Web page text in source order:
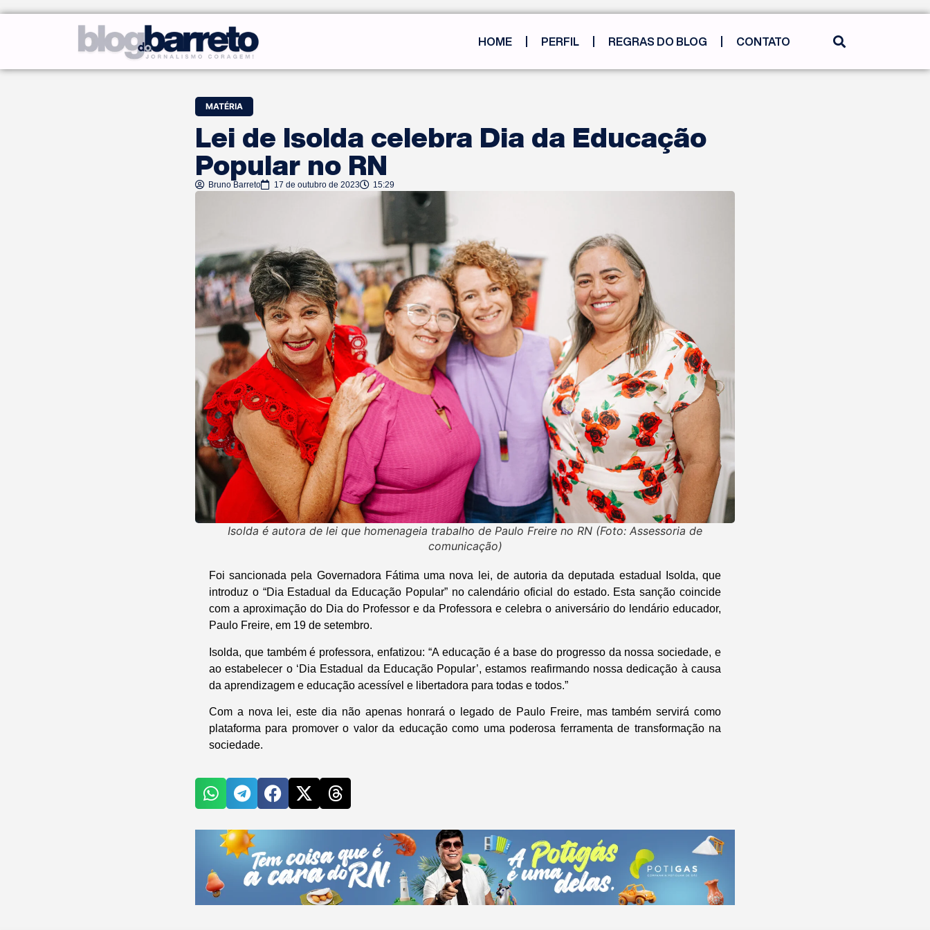
HOME PERFIL REGRAS DO BLOG CONTATO
MATÉRIA
Lei de Isolda celebra Dia da Educação
Popular no RN
Bruno Barreto 17 de outubro de 2023 15:29
Isolda é autora de lei que homenageia trabalho de Paulo Freire no RN (Foto: Assessoria de
comunicação)
Foi sancionada pela Governadora Fátima uma nova lei, de autoria da deputada estadual Isolda, que
introduz o “Dia Estadual da Educação Popular” no calendário oficial do estado. Esta sanção coincide
com a aproximação do Dia do Professor e da Professora e celebra o aniversário do lendário educador,
Paulo Freire, em 19 de setembro.
Isolda, que também é professora, enfatizou: “A educação é a base do progresso da nossa sociedade, e
ao estabelecer o ‘Dia Estadual da Educação Popular’, estamos reafirmando nossa dedicação à causa
da aprendizagem e educação acessível e libertadora para todas e todos.”
Com a nova lei, este dia não apenas honrará o legado de Paulo Freire, mas também servirá como
plataforma para promover o valor da educação como uma poderosa ferramenta de transformação na
sociedade.